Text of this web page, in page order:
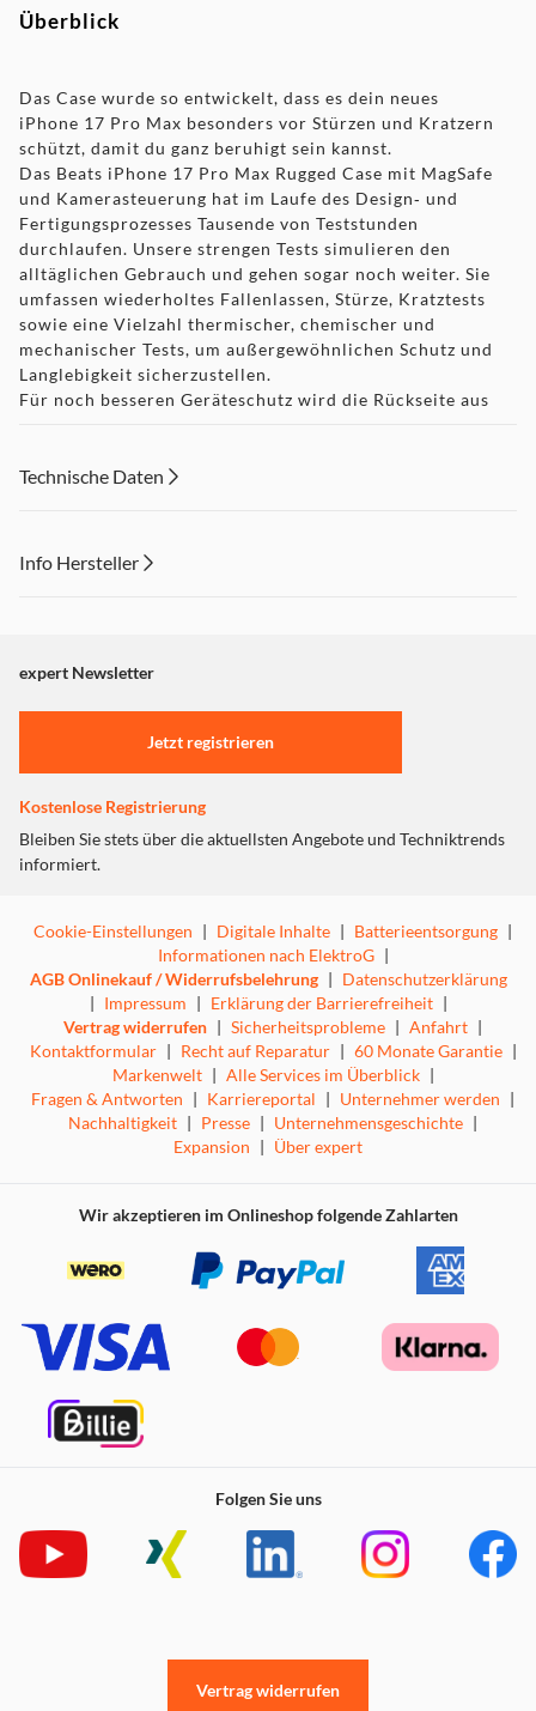
Überblick
Das Case wurde so entwickelt, dass es dein neues
iPhone 17 Pro Max besonders vor Stürzen und Kratzern
schützt, damit du ganz beruhigt sein kannst.
Das Beats iPhone 17 Pro Max Rugged Case mit MagSafe
und Kamerasteuerung hat im Laufe des Design‑ und
Fertigungs­prozesses Tausende von Teststunden
durchlaufen. Unsere strengen Tests simulieren den
alltäglichen Gebrauch und gehen sogar noch weiter. Sie
umfassen wiederholtes Fallenlassen, Stürze, Kratztests
sowie eine Vielzahl thermischer, chemischer und
mechanischer Tests, um außergewöhnlichen Schutz und
Langlebigkeit sicherzustellen.
Für noch besseren Geräteschutz wird die Rückseite aus
Außenseite mit texturiertem matten Finish ist besonders
für weniger Kratzer und Abrieb auf der Oberfläche sorgt.
Dieses Case funktioniert nahtlos mit der Kamera­
Das Beats iPhone 17 Pro Max Rugged Case ist mit
für effizientes kabelloses Laden.
Highlights
Besonders robustes Triple‑Shot Design
Ultrastabile Rückseite aus Polymer
Seitenwände und Ecken stoßdämpfend
Texturierte matte Außenseite für rutschfesten Griff
Weiches Futter aus Mikrofaser
Kompatibel mit MagSafe und Kamerasteuerung
Technische Daten
Info Hersteller
"Marketing".
Einstellungen anpassen
expert Newsletter
Jetzt registrieren
Kostenlose Registrierung
Bleiben Sie stets über die aktuellsten Angebote und Techniktrends
informiert.
Cookie-Einstellungen | Digitale Inhalte | Batterieentsorgung |
Informationen nach ElektroG |
AGB Onlinekauf / Widerrufsbelehrung | Datenschutzerklärung
| Impressum | Erklärung der Barrierefreiheit |
Vertrag widerrufen | Sicherheitsprobleme | Anfahrt |
Kontaktformular | Recht auf Reparatur | 60 Monate Garantie |
Markenwelt | Alle Services im Überblick |
Fragen & Antworten | Karriereportal | Unternehmer werden |
Nachhaltigkeit | Presse | Unternehmensgeschichte |
Expansion | Über expert
Wir akzeptieren im Onlineshop folgende Zahlarten
Folgen Sie uns
Vertrag widerrufen